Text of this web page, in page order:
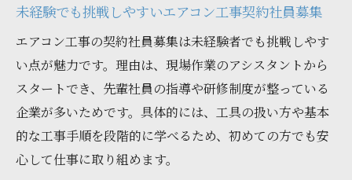
感とは
チームワークを磨くエアコン工事契約社員
募集の働き方
エアコン工事の現場で感じる地域密着の強み
エアコン工事契約社員募集が地域に貢献す
る理由
未経験でも挑戦しやすいエアコン工事契約社員募集
エアコン工事の契約社員募集は未経験者でも挑戦しやす
い点が魅力です。理由は、現場作業のアシスタントから
スタートでき、先輩社員の指導や研修制度が整っている
企業が多いためです。具体的には、工具の扱い方や基本
的な工事手順を段階的に学べるため、初めての方でも安
心して仕事に取り組めます。